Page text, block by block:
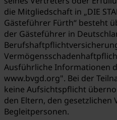
die Mitgliedschaft in „DIE
Gästeführer Fürth“ besteht
der Gästeführer in
Ausführliche Informationen
www.bvgd.org". Bei der
keine Aufsichtspflicht
den Eltern, den
Begleitpersonen.